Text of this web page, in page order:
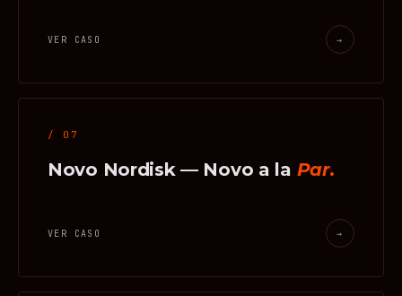
VER CASO →
/ 07
Novo Nordisk — Novo a la Par.
VER CASO →